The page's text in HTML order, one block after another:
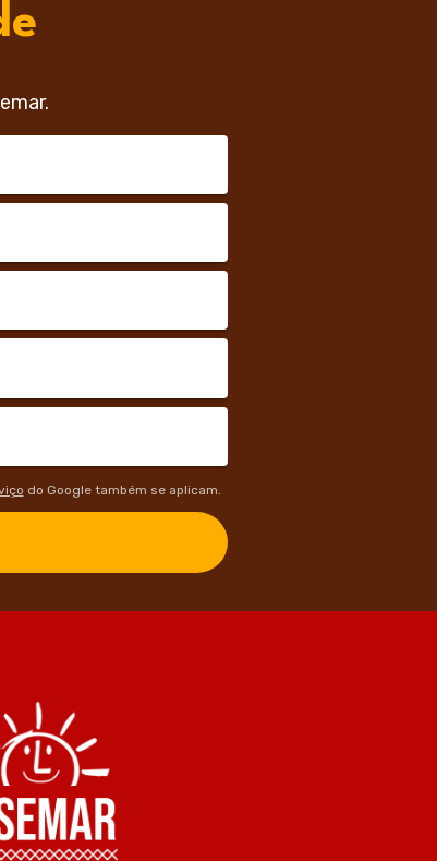
do Google também se aplicam.